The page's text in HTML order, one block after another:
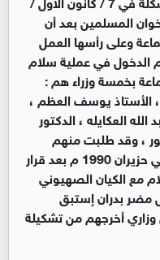
المسلمين بعد أن
وعلى رأسها العمل
الدخول في عملية سلام
بخمسة وزراء هم :
، الأستاذ يوسف العظم ،
العكايله ، الدكتور
، وقد طلبت منهم
قيادة الجماعة تقديم استقالاتهم في حزيران 1990 م بعد قرار
مع الكيان الصهيوني
مضر بدران إستبق
وزاري أخرجهم من تشكيلة